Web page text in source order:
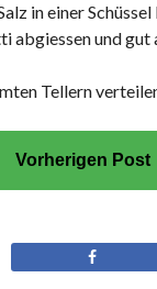
in einer
abgiessen und
Tellern
Vorherigen Post